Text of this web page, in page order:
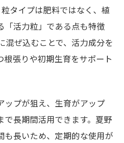
タイプは肥料ではなく、植
「活力粒」である点も特徴
ぜ込むことで、活力成分を
根張りや初期生育をサポート
ップが狙え、生育がアップ
で長期間活用できます。夏野
も長いため、定期的な使用が